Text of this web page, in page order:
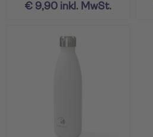
€ 9,90 inkl. MwSt.